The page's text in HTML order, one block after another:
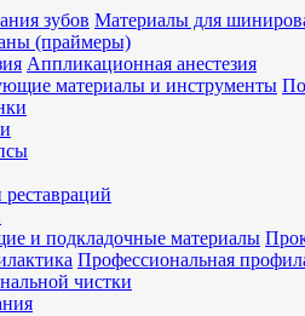
Материалы для
(праймеры)
Аппликационная анестезия
Профессиональная
чистки